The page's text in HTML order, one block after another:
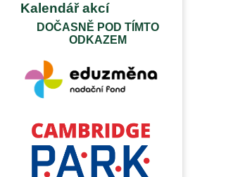
Kalendář akcí
DOČASNĚ POD TÍMTO
ODKAZEM